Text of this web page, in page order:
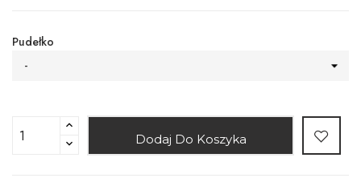
Pudełko
-
Dodaj Do Koszyka